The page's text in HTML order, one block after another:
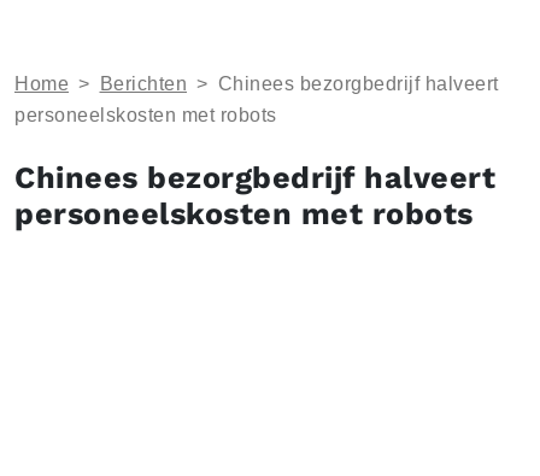
Home > Berichten > Chinees bezorgbedrijf halveert
personeelskosten met robots
Chinees bezorgbedrijf halveert
personeelskosten met robots